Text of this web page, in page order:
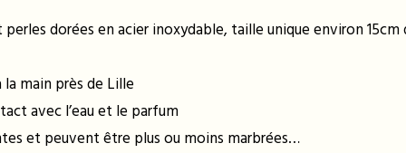
dorées en acier inoxydable, taille unique environ
main près de Lille
avec l’eau et le parfum
et peuvent être plus ou moins marbrées…